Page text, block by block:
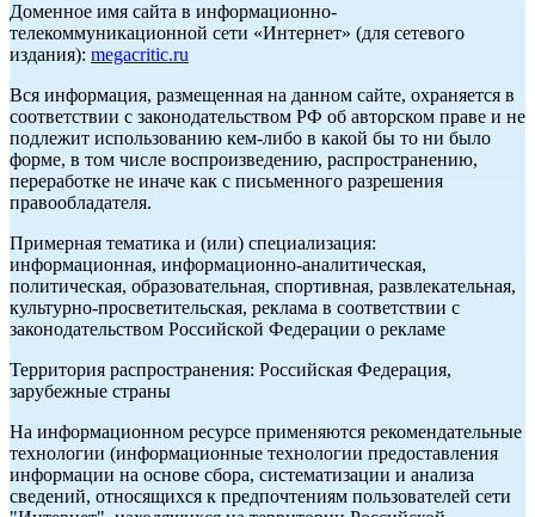
Доменное имя сайта в информационно-
телекоммуникационной сети «Интернет» (для сетевого
издания): megacritic.ru
Вся информация, размещенная на данном сайте, охраняется в
соответствии с законодательством РФ об авторском праве и не
подлежит использованию кем-либо в какой бы то ни было
форме, в том числе воспроизведению, распространению,
переработке не иначе как с письменного разрешения
правообладателя.
Примерная тематика и (или) специализация:
информационная, информационно-аналитическая,
политическая, образовательная, спортивная, развлекательная,
культурно-просветительская, реклама в соответствии с
законодательством Российской Федерации о рекламе
Территория распространения: Российская Федерация,
зарубежные страны
На информационном ресурсе применяются рекомендательные
технологии (информационные технологии предоставления
информации на основе сбора, систематизации и анализа
сведений, относящихся к предпочтениям пользователей сети